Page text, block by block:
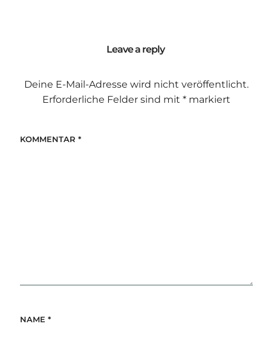
Leave a reply
Deine E-Mail-Adresse wird nicht veröffentlicht.
Erforderliche Felder sind mit *markiert
KOMMENTAR *
NAME *